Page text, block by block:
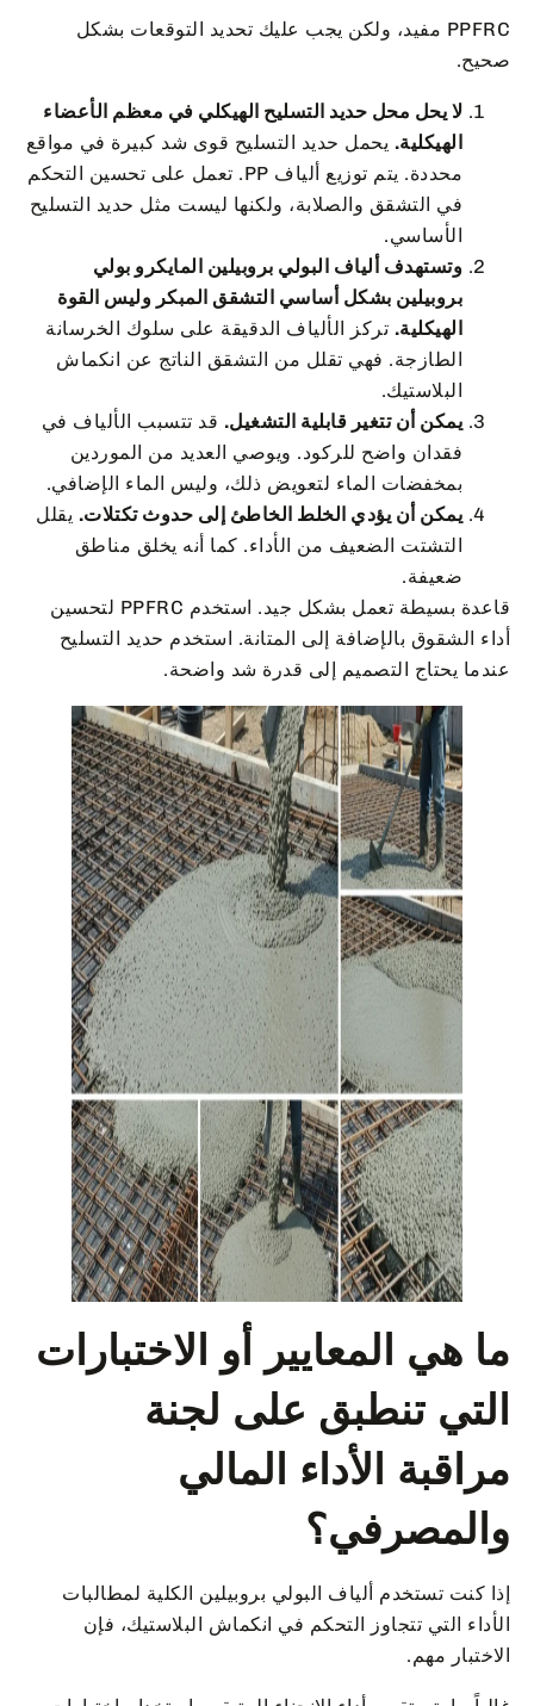
PPFRC مفيد، ولكن يجب عليك تحديد التوقعات بشكل
صحيح.
لا يحل محل حديد التسليح الهيكلي في معظم الأعضاء
الهيكلية. يحمل حديد التسليح قوى شد كبيرة في مواقع
محددة. يتم توزيع ألياف PP. تعمل على تحسين التحكم
في التشقق والصلابة، ولكنها ليست مثل حديد التسليح
الأساسي.
وتستهدف ألياف البولي بروبيلين المايكرو بولي
بروبيلين بشكل أساسي التشقق المبكر وليس القوة
الهيكلية. تركز الألياف الدقيقة على سلوك الخرسانة
الطازجة. فهي تقلل من التشقق الناتج عن انكماش
البلاستيك.
يمكن أن تتغير قابلية التشغيل. قد تتسبب الألياف في
فقدان واضح للركود. ويوصي العديد من الموردين
بمخفضات الماء لتعويض ذلك، وليس الماء الإضافي.
يمكن أن يؤدي الخلط الخاطئ إلى حدوث تكتلات. يقلل
التشتت الضعيف من الأداء. كما أنه يخلق مناطق
ضعيفة.
قاعدة بسيطة تعمل بشكل جيد. استخدم PPFRC لتحسين
أداء الشقوق بالإضافة إلى المتانة. استخدم حديد التسليح
عندما يحتاج التصميم إلى قدرة شد واضحة.
ما هي المعايير أو الاختبارات
التي تنطبق على لجنة
مراقبة الأداء المالي
والمصرفي؟
إذا كنت تستخدم ألياف البولي بروبيلين الكلية لمطالبات
الأداء التي تتجاوز التحكم في انكماش البلاستيك، فإن
الاختبار مهم.